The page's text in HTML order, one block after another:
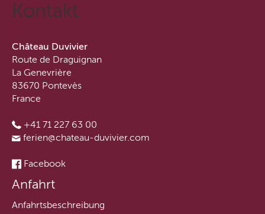
Kontakt
Château Duvivier
Route de Draguignan
La Genevrière
83670 Pontevès
France
+41 71 227 63 00
ferien@chateau-duvivier.com
Facebook
Anfahrt
Anfahrtsbeschreibung